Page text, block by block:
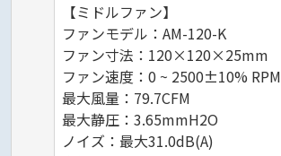
【ミドルファン】
ファンモデル：AM-120-K
ファン寸法：120×120×25mm
ファン速度：0 ~ 2500±10% RPM
最大風量：79.7CFM
最大静圧：3.65mmH2O
ノイズ：最大31.0dB(A)